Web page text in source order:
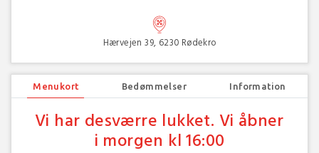
Hærvejen 39, 6230 Rødekro
Menukort Bedømmelser Information
Vi har desværre lukket. Vi åbner
i morgen kl 16:00